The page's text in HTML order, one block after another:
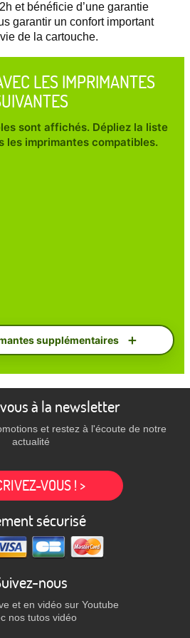
et bénéficie d’une garantie
garantir un confort important
de la cartouche.
LES IMPRIMANTES
sont affichés. Dépliez la liste
les imprimantes compatibles.
supplémentaires
à la newsletter
et restez à l'écoute de notre
actualité
VOUS ! >
sécurisé
nous
et en vidéo sur Youtube
nos tutos vidéo